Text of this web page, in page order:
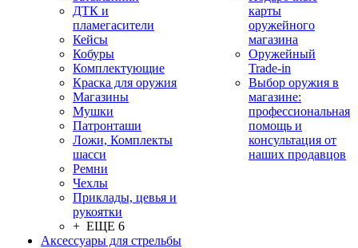
ДТК и
пламегасители
Кейсы
Кобуры
Комплектующие
Краска для оружия
Магазины
Мушки
Патронташи
Ложи, Комплекты
шасси
Ремни
Чехлы
Приклады, цевья и
рукоятки
+ ЕЩЕ 6
Аксессуары для стрельбы
карты
оружейного
магазина
Оружейный
Trade-in
Выбор оружия в
магазине:
профессиональная
помощь и
консультация от
наших продавцов